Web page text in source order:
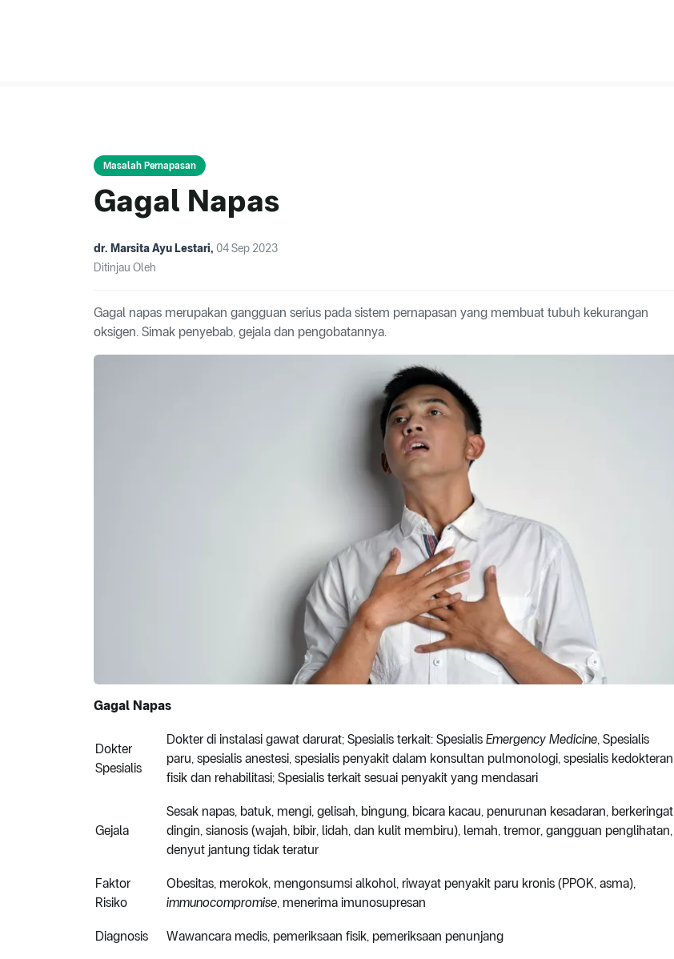
Masalah Pernapasan
Gagal Napas
dr. Marsita Ayu Lestari, 04 Sep 2023
Ditinjau Oleh
Gagal napas merupakan gangguan serius pada sistem pernapasan yang membuat tubuh kekurangan
oksigen. Simak penyebab, gejala dan pengobatannya.
Gagal Napas
Dokter
Spesialis
Dokter di instalasi gawat darurat; Spesialis terkait: Spesialis Emergency Medicine, Spesialis
paru, spesialis anestesi, spesialis penyakit dalam konsultan pulmonologi, spesialis kedokteran
fisik dan rehabilitasi; Spesialis terkait sesuai penyakit yang mendasari
Gejala
Sesak napas, batuk, mengi, gelisah, bingung, bicara kacau, penurunan kesadaran, berkeringat
dingin, sianosis (wajah, bibir, lidah, dan kulit membiru), lemah, tremor, gangguan penglihatan,
denyut jantung tidak teratur
Faktor
Risiko
Obesitas, merokok, mengonsumsi alkohol, riwayat penyakit paru kronis (PPOK, asma),
immunocompromise, menerima imunosupresan
Diagnosis Wawancara medis, pemeriksaan fisik, pemeriksaan penunjang